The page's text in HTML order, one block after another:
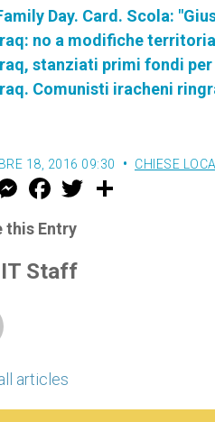
Day. Card. Scola:
no a modifiche
stanziati primi fondi
Comunisti iracheni
18, 2016 09:30 CHIESE
M
e
s
e
g
e
F
a
e
b
o
k
w
this Entry
Staff
articles